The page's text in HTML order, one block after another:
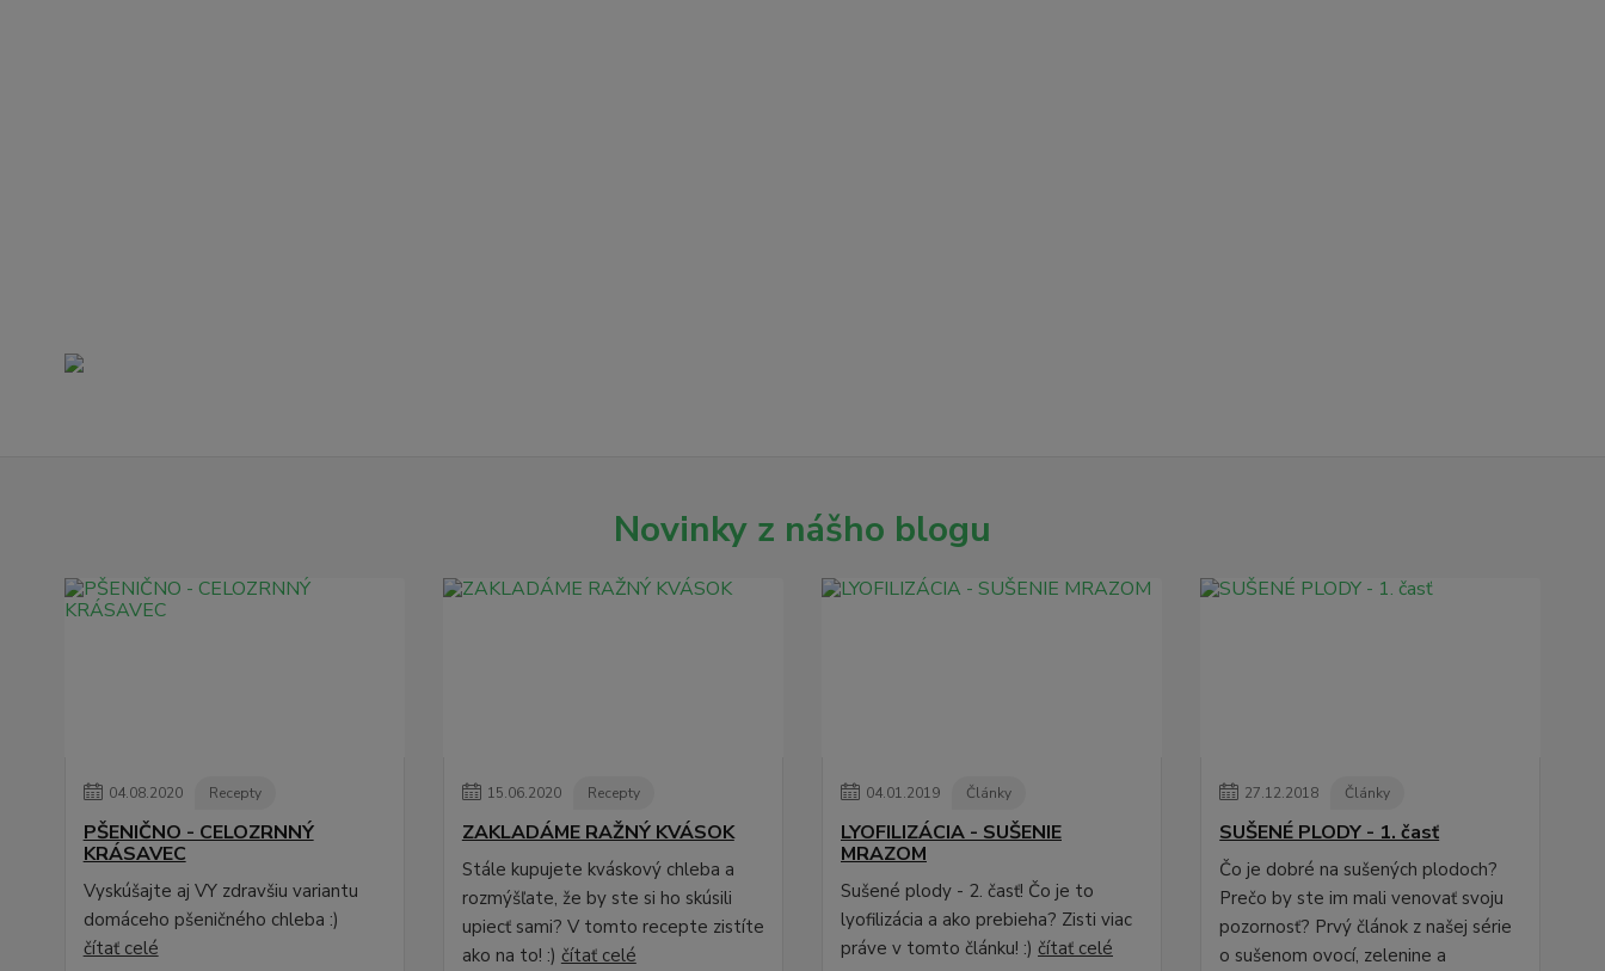
Novinky z nášho blogu
04.08.2020 Recepty
PŠENIČNO - CELOZRNNÝ
KRÁSAVEC
Vyskúšajte aj VY zdravšiu variantu
domáceho pšeničného chleba :)
čítať celé
15.06.2020 Recepty
ZAKLADÁME RAŽNÝ KVÁSOK
Stále kupujete kváskový chleba a
rozmýšľate, že by ste si ho skúsili
upiecť sami? V tomto recepte zistíte
ako na to! :) čítať celé
04.01.2019 Články
LYOFILIZÁCIA - SUŠENIE
MRAZOM
Sušené plody - 2. časť! Čo je to
lyofilizácia a ako prebieha? Zisti viac
práve v tomto článku! :) čítať celé
27.12.2018 Články
SUŠENÉ PLODY - 1. časť
Čo je dobré na sušených plodoch?
Prečo by ste im mali venovať svoju
pozornosť? Prvý článok z našej série
o sušenom ovocí, zelenine a